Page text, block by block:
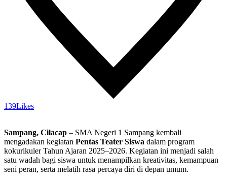
139Likes
Sampang, Cilacap – SMA Negeri 1 Sampang kembali
mengadakan kegiatan Pentas Teater Siswa dalam program
kokurikuler Tahun Ajaran 2025–2026. Kegiatan ini menjadi salah
satu wadah bagi siswa untuk menampilkan kreativitas, kemampuan
seni peran, serta melatih rasa percaya diri di depan umum.